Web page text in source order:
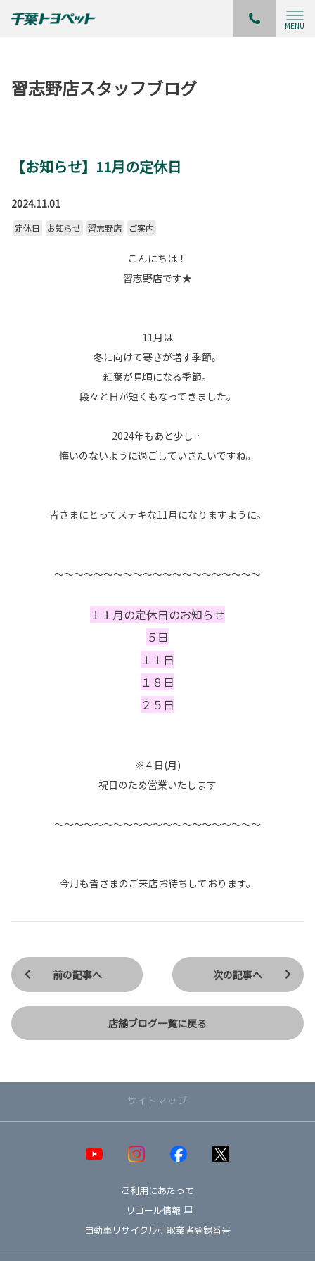
MENU
習志野店スタッフブログ
【お知らせ】11月の定休日
2024.11.01
定休日 お知らせ 習志野店 ご案内
こんにちは！
習志野店です★
11月は
冬に向けて寒さが増す季節。
紅葉が見頃になる季節。
段々と日が短くもなってきました。
2024年もあと少し…
悔いのないように過ごしていきたいですね。
皆さまにとってステキな11月になりますように。
～～～～～～～～～～～～～～～～～～～～～
１１月の定休日のお知らせ
５日
１１日
１８日
２５日
※４日(月)
祝日のため営業いたします
～～～～～～～～～～～～～～～～～～～～～
今月も皆さまのご来店お待ちしております。
前の記事へ
店舗ブログ一覧に戻る
次の記事へ
サイトマップ
ウェルキャブ（福祉車両）
ヤリス
ご利用にあたって
リコール情報
自動車リサイクル引取業者登録番号